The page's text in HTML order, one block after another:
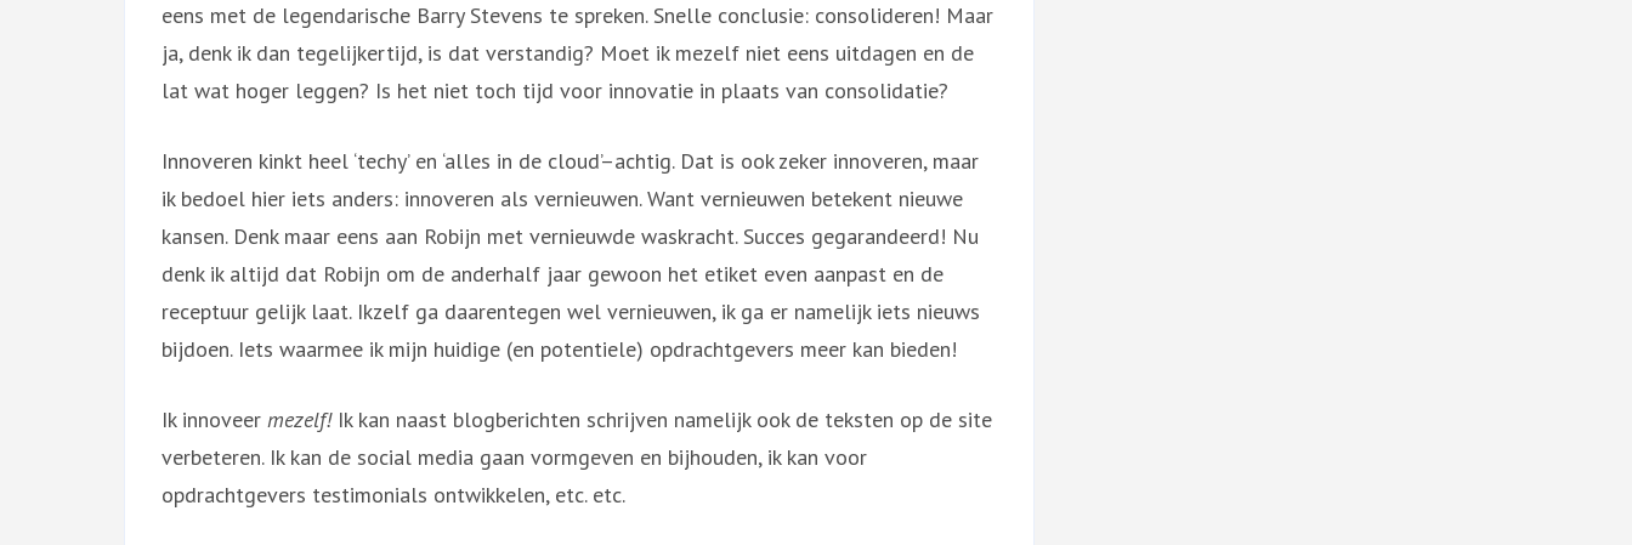
eens met de legendarische Barry Stevens te spreken. Snelle conclusie: consolideren! Maar
ja, denk ik dan tegelijkertijd, is dat verstandig? Moet ik mezelf niet eens uitdagen en de
lat wat hoger leggen? Is het niet toch tijd voor innovatie in plaats van consolidatie?
Innoveren kinkt heel ‘techy’ en ‘alles in de cloud’–achtig. Dat is ook zeker innoveren, maar
ik bedoel hier iets anders: innoveren als vernieuwen. Want vernieuwen betekent nieuwe
kansen. Denk maar eens aan Robijn met vernieuwde waskracht. Succes gegarandeerd! Nu
denk ik altijd dat Robijn om de anderhalf jaar gewoon het etiket even aanpast en de
receptuur gelijk laat. Ikzelf ga daarentegen wel vernieuwen, ik ga er namelijk iets nieuws
bijdoen. Iets waarmee ik mijn huidige (en potentiele) opdrachtgevers meer kan bieden!
Ik innoveer mezelf! Ik kan naast blogberichten schrijven namelijk ook de teksten op de site
verbeteren. Ik kan de social media gaan vormgeven en bijhouden, ik kan voor
opdrachtgevers testimonials ontwikkelen, etc. etc.